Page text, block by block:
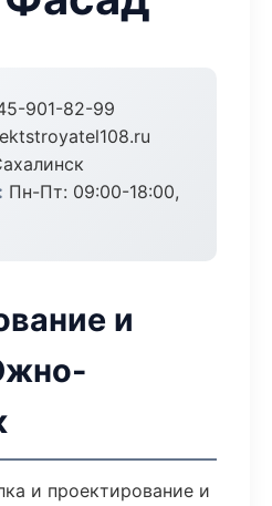
901-82-99
Пн-Пт: 09:00-18:00,
и
и проектирование и